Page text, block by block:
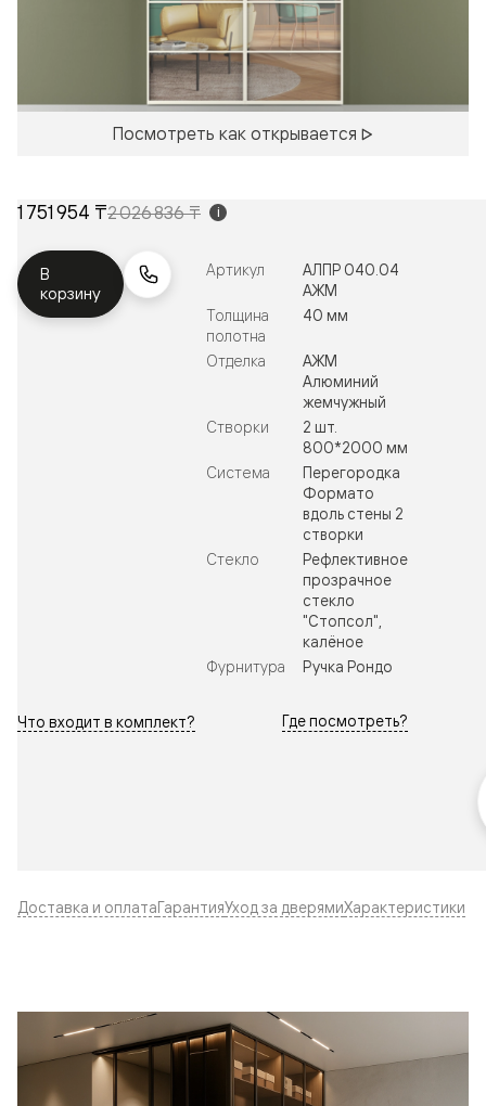
Посмотреть как открывается
1 751 954 ₸2 026 836 ₸ i
В
корзину
Артикул
АЛПР 040.04
АЖМ
Толщина
полотна
40 мм
Отделка
АЖМ
Алюминий
жемчужный
Створки
2 шт.
800*2000 мм
Система
Перегородка
Формато
вдоль стены 2
створки
Стекло
Рефлективное
прозрачное
стекло
"Стопсол",
калёное
Фурнитура
Ручка Рондо
Что входит в комплект? Где посмотреть?
Доставка и оплатаГарантияУход за дверямиХарактеристики